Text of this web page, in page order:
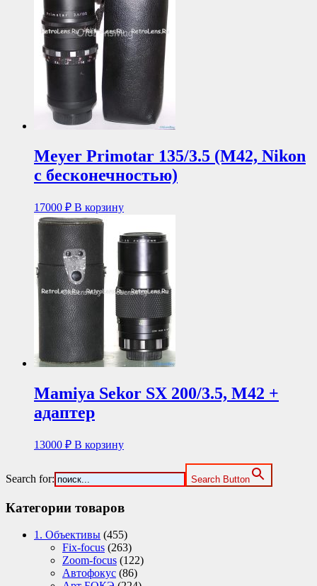
Meyer Primotar 135/3.5 (М42, Nikon
с бесконечностью)
17000 ₽ В корзину
Mamiya Sekor SX 200/3.5, M42 +
адаптер
13000 ₽ В корзину
Search for: Search Button
Категории товаров
1. Объективы (455)
Fix-focus (263)
Zoom-focus (122)
Автофокус (86)